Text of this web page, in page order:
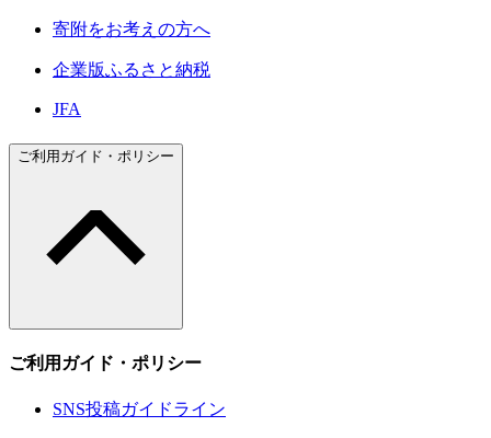
寄附をお考えの方へ
企業版ふるさと納税
JFA
ご利用ガイド・ポリシー
ご利用ガイド・ポリシー
SNS投稿ガイドライン